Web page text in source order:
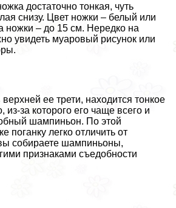
достаточно тонкая, чуть
снизу. Цвет ножки – белый или
ножки – до 15 см. Нередко на
увидеть муаровый рисунок или
ее трети, находится тонкое
из-за которого его чаще всего и
шампиньон. По этой
поганку легко отличить от
собираете шампиньоны,
признаками съедобности